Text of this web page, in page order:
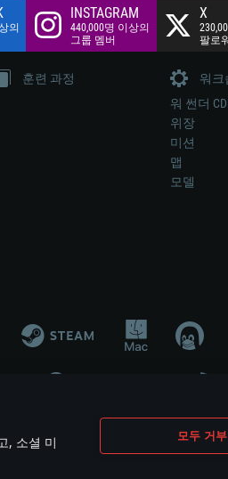
, 소셜 미
모두 거부
의
INSTAGRAM
440,000명 이상의
그룹 멤버
X
팔로
훈련 과정
워크
워 썬더
위장
미션
맵
모델
장비 제조 업체가 게임 개발 후원 또는
property of their respective owners.